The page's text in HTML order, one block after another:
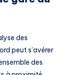
des
peut s’avérer
des